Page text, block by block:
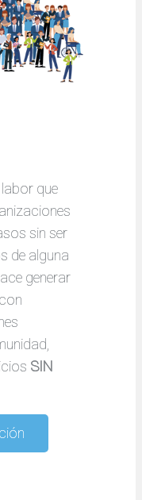
que
sin ser
de alguna
generar
SIN